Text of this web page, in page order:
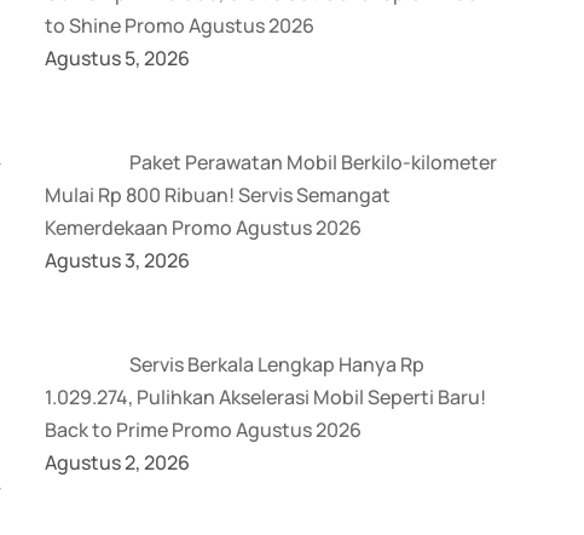
to Shine Promo Agustus 2026
Agustus 5, 2026
Paket Perawatan Mobil Berkilo-kilometer
Mulai Rp 800 Ribuan! Servis Semangat
Kemerdekaan Promo Agustus 2026
Agustus 3, 2026
Servis Berkala Lengkap Hanya Rp
1.029.274, Pulihkan Akselerasi Mobil Seperti Baru!
Back to Prime Promo Agustus 2026
Agustus 2, 2026